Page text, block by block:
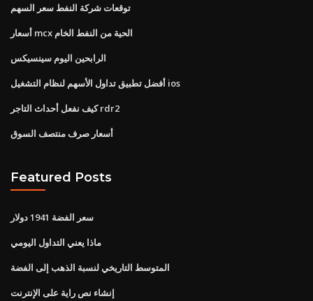
توقعات شركة النفط سعر السهم
أسعار mcx الحية من النفط الخام
الرابحين اليوم سينسيكس
أفضل تطبيق تداول الأسهم لنظام التشغيل ios
كيف نفعل أحداث التاجر rdr2
أسعار صرف منتصف السوق
Featured Posts
سعر الفضة 1941 دولار
ماذا يعني التداول اليومي
المتوسط ​​التاريخي لنسبة الذهب إلى الفضة
إنشاء نص راية على الإنترنت